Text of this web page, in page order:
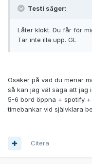
Testi säger:
Låter klokt. Du får för
Tar inte illa upp. GL
Osäker på vad du menar
så kan jag väl säga att jag
5-6 bord öppna + spotify
timebankar vid självklara
Citera